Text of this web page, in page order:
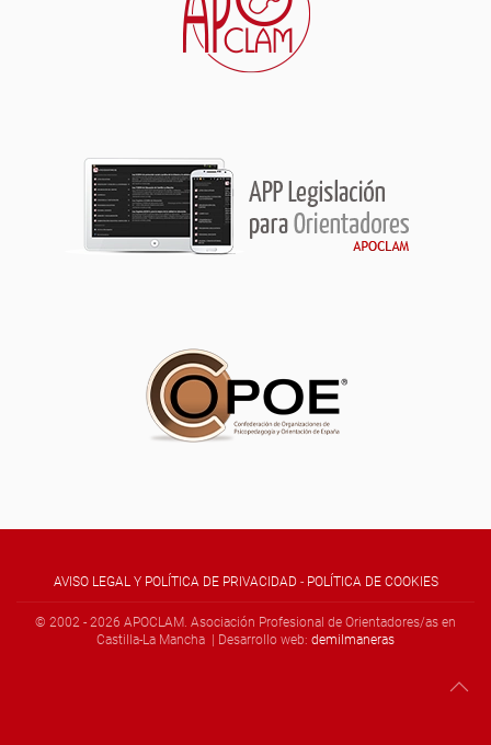
AVISO LEGAL Y POLÍTICA DE PRIVACIDAD- POLÍTICA DE COOKIES
© 2002 - 2026 APOCLAM. Asociación Profesional de Orientadores/as en
Castilla-La Mancha | Desarrollo web: demilmaneras